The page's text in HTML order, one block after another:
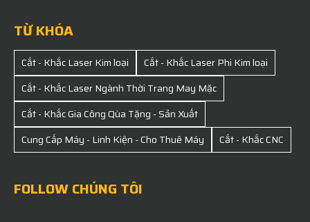
TỪ KHÓA
Cắt - Khắc Laser Kim loại
Cắt - Khắc Laser Phi Kim loại
Cắt - Khắc Laser Ngành Thời Trang May Mặc
Cắt - Khắc Gia Công Qùa Tặng - Sản Xuất
Cung Cấp Máy - Linh Kiện - Cho Thuê Máy
Cắt - Khắc CNC
FOLLOW CHÚNG TÔI